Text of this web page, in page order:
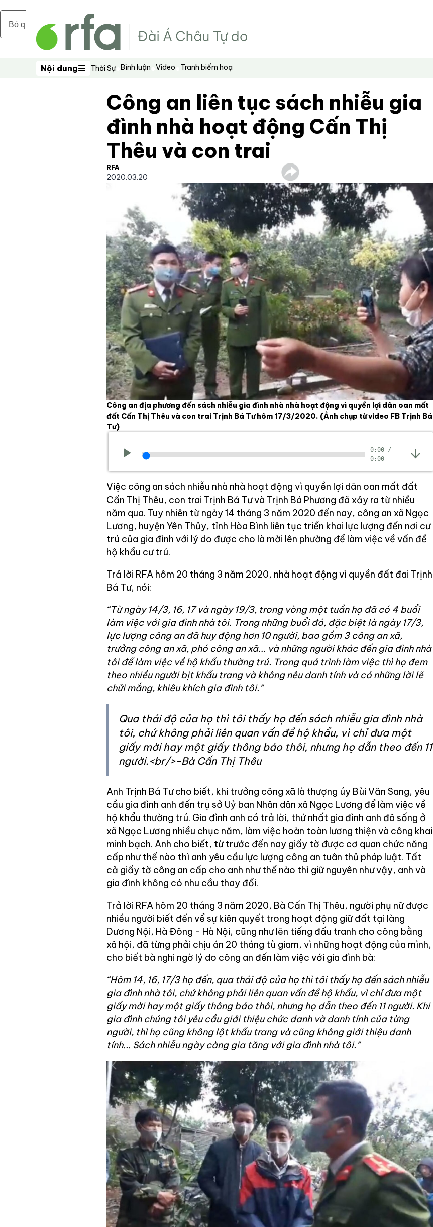
Bỏ qua nội dung chính
Nội dung
Nội dung Thời Sự Bình luận Video Tranh biếm hoạ
Công an liên tục sách nhiễu gia
đình nhà hoạt động Cấn Thị
Thêu và con trai
RFA
2020.03.20
Công an địa phương đến sách nhiễu gia đình nhà nhà hoạt động vì quyền lợi dân oan mất
đất Cấn Thị Thêu và con trai Trịnh Bá Tư hôm 17/3/2020. (Ảnh chụp từ video FB Trịnh Bá
Tư)
0:00 /
0:00
Việc công an sách nhiễu nhà nhà hoạt động vì quyền lợi dân oan mất đất
Cấn Thị Thêu, con trai Trịnh Bá Tư và Trịnh Bá Phương đã xảy ra từ nhiều
năm qua. Tuy nhiên từ ngày 14 tháng 3 năm 2020 đến nay, công an xã Ngọc
Lương, huyện Yên Thủy, tỉnh Hòa Bình liên tục triển khai lực lượng đến nơi cư
trú của gia đình với lý do được cho là mời lên phường để làm việc về vấn đề
hộ khẩu cư trú.
Trả lời RFA hôm 20 tháng 3 năm 2020, nhà hoạt động vì quyền đất đai Trịnh
Bá Tư, nói:
“Từ ngày 14/3, 16, 17 và ngày 19/3, trong vòng một tuần họ đã có 4 buổi
làm việc với gia đình nhà tôi. Trong những buổi đó, đặc biệt là ngày 17/3,
lực lượng công an đã huy động hơn 10 người, bao gồm 3 công an xã,
trưởng công an xã, phó công an xã... và những người khác đến gia đình nhà
tôi để làm việc về hộ khẩu thường trú. Trong quá trình làm việc thì họ đem
theo nhiều người bịt khẩu trang và không nêu danh tính và có những lời lẽ
chửi mắng, khiêu khích gia đình tôi.”
Qua thái độ của họ thì tôi thấy họ đến sách nhiễu gia đình nhà
tôi, chứ không phải liên quan vấn đề hộ khẩu, vì chỉ đưa một
giấy mời hay một giấy thông báo thôi, nhưng họ dẫn theo đến 11
người.<br/>-Bà Cấn Thị Thêu
Anh Trịnh Bá Tư cho biết, khi trưởng công xã là thượng úy Bùi Văn Sang, yêu
cầu gia đình anh đến trụ sở Uỷ ban Nhân dân xã Ngọc Lương để làm việc về
hộ khẩu thường trú. Gia đình anh có trả lời, thứ nhất gia đình anh đã sống ở
xã Ngọc Lương nhiều chục năm, làm việc hoàn toàn lương thiện và công khai
minh bạch. Anh cho biết, từ trước đến nay giấy tờ được cơ quan chức năng
cấp như thế nào thì anh yêu cầu lực lượng công an tuân thủ pháp luật. Tất
cả giấy tờ công an cấp cho anh như thế nào thì giữ nguyên như vậy, anh và
gia đình không có nhu cầu thay đổi.
Trả lời RFA hôm 20 tháng 3 năm 2020, Bà Cấn Thị Thêu, người phụ nữ được
nhiều người biết đến vể sự kiên quyết trong hoạt động giữ đất tại làng
Dương Nội, Hà Đông - Hà Nội, cũng như lên tiếng đấu tranh cho công bằng
xã hội, đã từng phải chịu án 20 tháng tù giam, vì những hoạt động của mình,
cho biết bà nghi ngờ lý do công an đến làm việc với gia đình bà:
“Hôm 14, 16, 17/3 họ đến, qua thái độ của họ thì tôi thấy họ đến sách nhiễu
gia đình nhà tôi, chứ không phải liên quan vấn đề hộ khẩu, vì chỉ đưa một
giấy mời hay một giấy thông báo thôi, nhưng họ dẫn theo đến 11 người. Khi
gia đình chúng tôi yêu cầu giới thiệu chức danh và danh tính của từng
người, thì họ cũng không lột khẩu trang và cũng không giới thiệu danh
tính... Sách nhiễu ngày càng gia tăng với gia đình nhà tôi.”